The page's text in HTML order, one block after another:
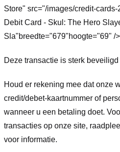
Store" src="/images/credit-
Debit Card - Skul: The Hero
Sla"breedte="679"hoogte="69" /
Deze transactie is sterk
Houd er rekening mee dat onze
credit/debet-kaartnummer of
wanneer u een betaling doet.
transacties op onze site,
voor informatie.